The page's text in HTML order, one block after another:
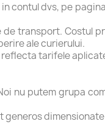
contul dvs, pe
transport. Costul
ale curierului.
tarifele
nu putem grupa